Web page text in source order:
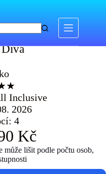
Inclusive
2026
4
Kč
může lišit podle počtu osob,